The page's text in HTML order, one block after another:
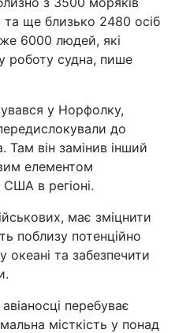
та ще близько 2480 осіб
6000 людей, які
роботу судна, пише
у Норфолку,
до
Там він замінив інший
елементом
в регіоні.
має зміцнити
поблизу потенційно
та забезпечити
перебуває
місткість у понад